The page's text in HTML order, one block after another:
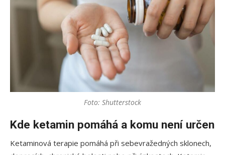
Foto: Shutterstock
Kde ketamin pomáhá a komu není určen
Ketaminová terapie pomáhá při sebevražedných sklonech,